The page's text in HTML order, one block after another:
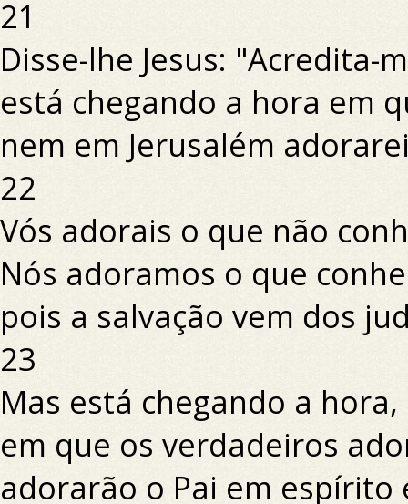
21
Disse-lhe Jesus: "Acredita-
está chegando a hora em
nem em Jerusalém
22
Vós adorais o que não
Nós adoramos o que
pois a salvação vem dos
23
Mas está chegando a
em que os verdadeiros
adorarão o Pai em espírito